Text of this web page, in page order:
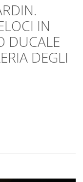
IN
DUCALE
DEGLI